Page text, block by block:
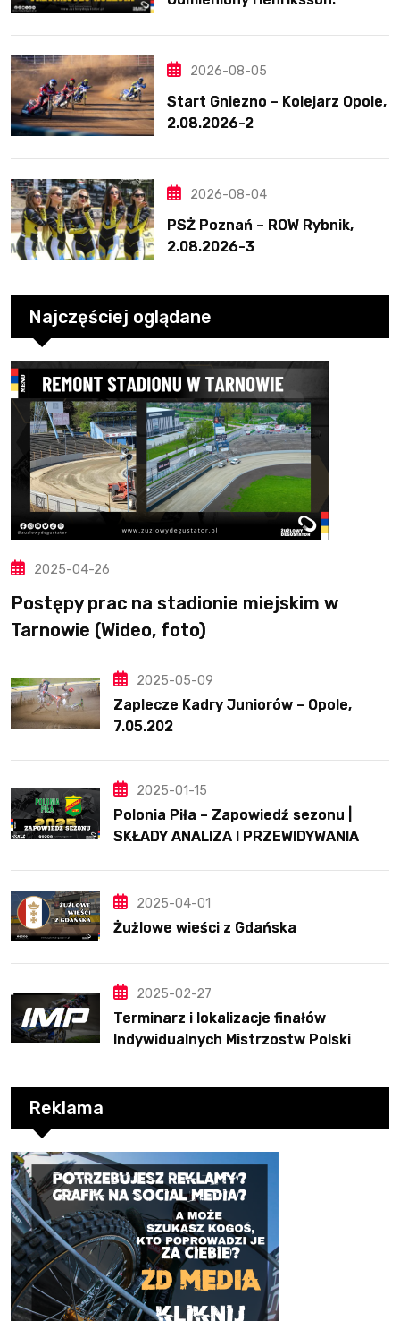
2026-08-05
Start Gniezno – Kolejarz Opole,
2.08.2026-2
2026-08-04
PSŻ Poznań – ROW Rybnik,
2.08.2026-3
Najczęściej oglądane
2025-04-26
Postępy prac na stadionie miejskim w
Tarnowie (Wideo, foto)
2025-05-09
Zaplecze Kadry Juniorów – Opole,
7.05.202
2025-01-15
Polonia Piła – Zapowiedź sezonu |
SKŁADY ANALIZA I PRZEWIDYWANIA
2025-04-01
Żużlowe wieści z Gdańska
2025-02-27
Terminarz i lokalizacje finałów
Indywidualnych Mistrzostw Polski
Reklama